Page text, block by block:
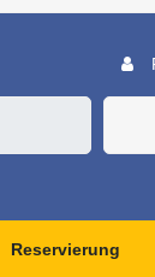
Reservierung